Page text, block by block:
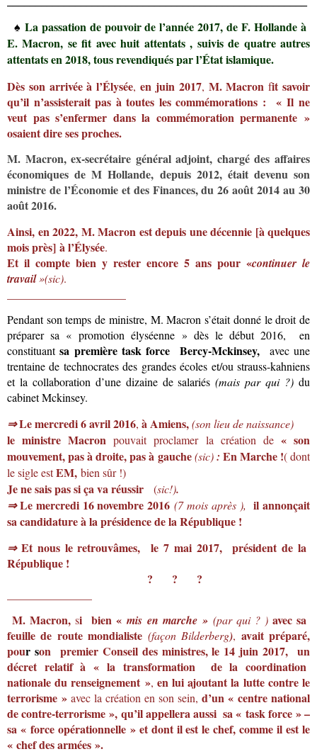
♠ La passation de pouvoir de l’année 2017, de F. Hollande à
E. Macron, se fit avec huit attentats , suivis de quatre autres
attentats en 2018, tous revendiqués par l’État islamique.
Dès son arrivée à l’Élysée,en juin 2017, M.Macron fit savoir
qu’il n’assisterait pas à toutes les commémorations : « Il ne
veut pas s’enfermer dans la commémoration permanente »
osaient dire ses proches.
M. Macron, ex-secrétaire général adjoint, chargé des affaires
économiques de M Hollande, depuis 2012, était devenu son
ministre de l’Économie et des Finances,du 26 août 2014 au 30
août 2016.
Ainsi, en 2022, M. Macron est depuis une décennie [à quelques
mois près] à l’Élysée.
Et il compte bien y rester encore 5 ans pour «continuer le
travail»(sic).
Pendant son temps de ministre, M. Macron s’était donné le droit de
préparer sa « promotion élyséenne » dès le début 2016, en
constituantsa première task force Bercy-Mckinsey, avec une
trentaine de technocrates des grandes écoles et/ou strauss-kahniens
et la collaboration d’une dizaine de salariés(mais par qui ?)du
cabinet Mckinsey.
⇒Le mercredi 6 avril 2016, à Amiens,(son lieu de naissance)
le ministre Macron pouvait proclamer la création de « son
mouvement,pas à droite, pas à gauche(sic): En Marche !( dont
le sigle estEM, bien sûr !)
Je ne sais passi ça va réussir (sic!).
⇒Le mercredi 16 novembre 2016 (7 mois après ), il annonçait
sa candidature à la présidence de la République !
⇒ Et nous le retrouvâmes, le 7 mai 2017,
président de la
République !
? ? ?
M. Macron, si bien «mis en marche »(par qui ? ) avec sa
feuille de route mondialiste (façon Bilderberg), avait préparé,
pour son premier Conseil des ministres, le 14 juin 2017, un
décret relatif à « la transformation de la coordination
nationale du renseignement », en lui ajoutant la lutte contre le
terrorisme » avec la création en son sein, d’un « centre national
de contre-terrorisme », qu’il appellera aussi sa « task force » –
sa « force opérationnelle » et dont il est le chef, comme il est le
« chef des armées ».